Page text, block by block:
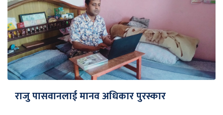
राजु पासवानलाई मानव अधिकार पुरस्कार